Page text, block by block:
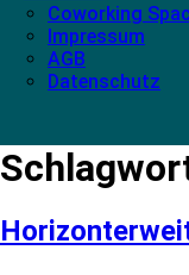
Coworking
Impressum
AGB
Datenschutz